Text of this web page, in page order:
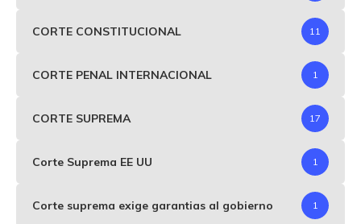
CORTE CONSTITUCIONAL 11
CORTE PENAL INTERNACIONAL 1
CORTE SUPREMA 17
Corte Suprema EE UU 1
Corte suprema exige garantias al gobierno 1